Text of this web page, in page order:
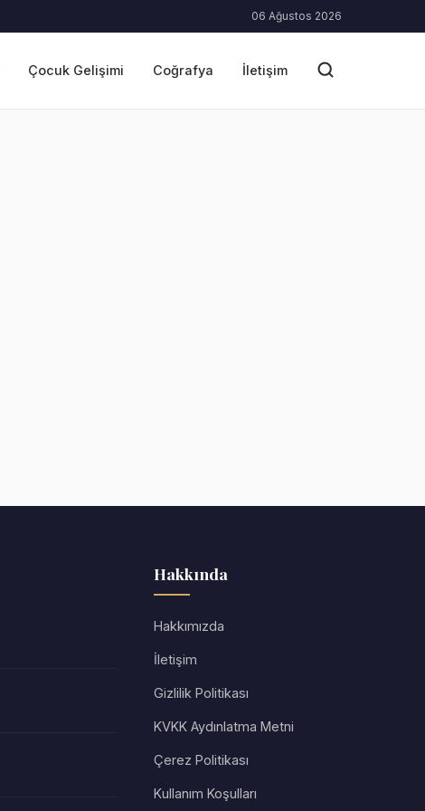
06 Ağustos 2026
Çocuk Gelişimi Coğrafya İletişim
Hakkında
Hakkımızda
İletişim
Gizlilik Politikası
KVKK Aydınlatma Metni
Çerez Politikası
Kullanım Koşulları